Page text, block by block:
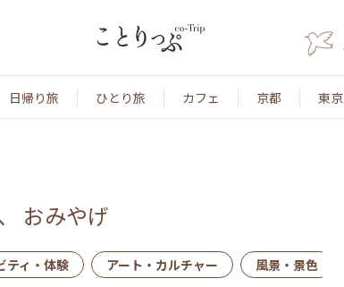
日帰り旅 ひとり旅 カフェ 京都 東京
おみやげ
ティ・体験 アート・カルチャー 風景・景色